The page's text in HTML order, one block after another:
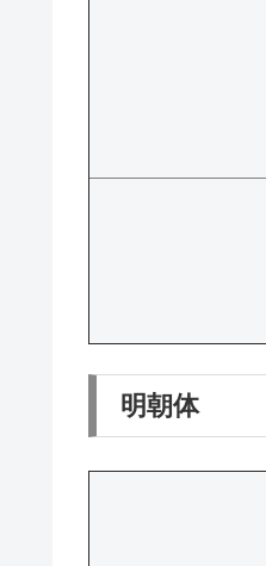
明朝体